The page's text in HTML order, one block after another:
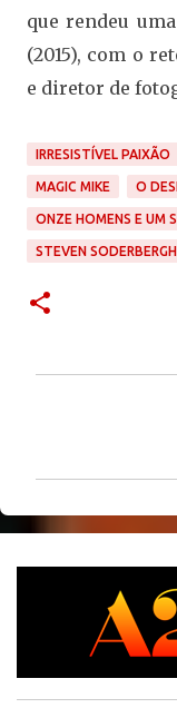
que rendeu
(2015), com o
e diretor de
IRRESISTÍVEL PAIXÃO
MAGIC MIKE O
ONZE HOMENS E UM
STEVEN SODERBERGH
n
t